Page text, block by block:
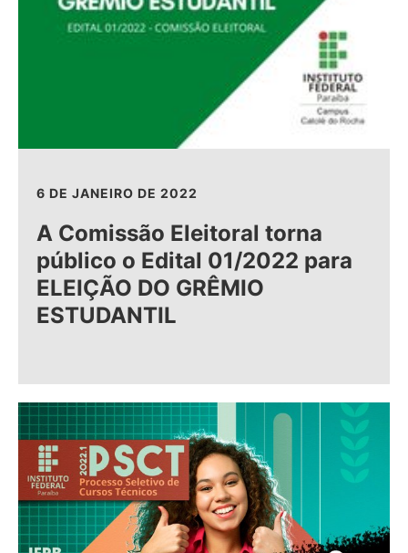
6 DE JANEIRO DE 2022
A Comissão Eleitoral torna
público o Edital 01/2022 para
ELEIÇÃO DO GRÊMIO
ESTUDANTIL